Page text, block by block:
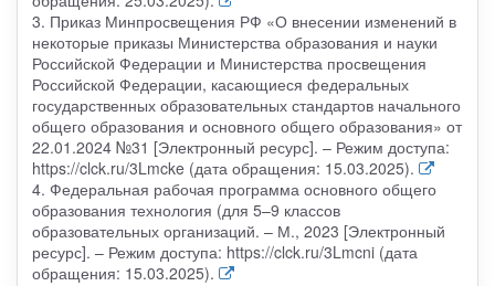
3. Приказ Минпросвещения РФ «О внесении изменений в
некоторые приказы Министерства образования и науки
Российской Федерации и Министерства просвещения
Российской Федерации, касающиеся федеральных
государственных образовательных стандартов начального
общего образования и основного общего образования» от
22.01.2024 №31 [Электронный ресурс]. – Режим доступа:
https://clck.ru/3Lmcke (дата обращения: 15.03.2025).
4. Федеральная рабочая программа основного общего
образования технология (для 5–9 классов
образовательных организаций. – М., 2023 [Электронный
ресурс]. – Режим доступа: https://clck.ru/3Lmcni (дата
обращения: 15.03.2025).